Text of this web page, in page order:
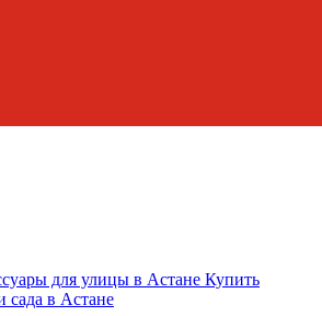
для улицы в Астане Купить
сада в Астане